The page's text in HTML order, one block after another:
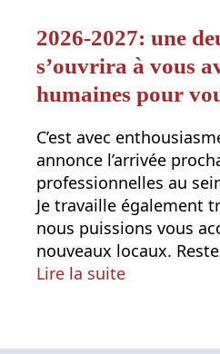
2026-2027: une
s’ouvrira à vous
humaines pour
C’est avec
annonce l’arrivée
professionnelles au
Je travaille également
nous puissions vous
nouveaux locaux.
Lire la suite